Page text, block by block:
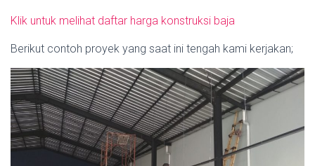
Klik untuk melihat daftar harga konstruksi baja
Berikut contoh proyek yang saat ini tengah kami kerjakan;